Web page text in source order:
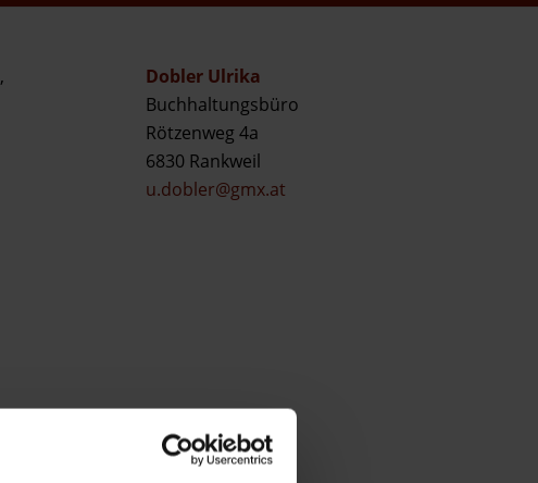
,
Dobler Ulrika
Buchhaltungsbüro
Rötzenweg 4a
6830 Rankweil
u.dobler@gmx.at